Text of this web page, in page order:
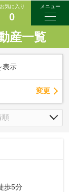
お気に入り
0
メニュー
産一覧
表示
変更
歩5分